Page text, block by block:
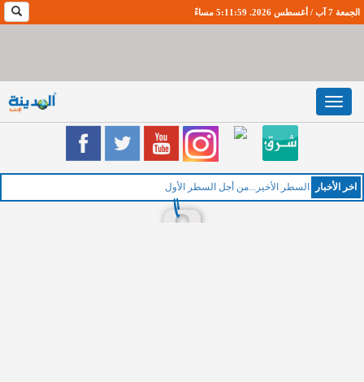
الجمعة 7 آب / أغسطس 2026. 5:12:0 مساءً
Toggle
navigation
اخر اﻷخبار